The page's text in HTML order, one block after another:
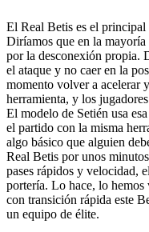
El Real Betis es el
Diríamos que en la mayorí­a
por la desconexión propia.
el ataque y no caer en la
momento volver a acelerar
herramienta, y los
El modelo de Setién usa
el partido con la misma
algo básico que alguien
Real Betis por unos
pases rápidos y velocidad,
porterí­a. Lo hace, lo hemos
con transición rápida este
un equipo de élite.